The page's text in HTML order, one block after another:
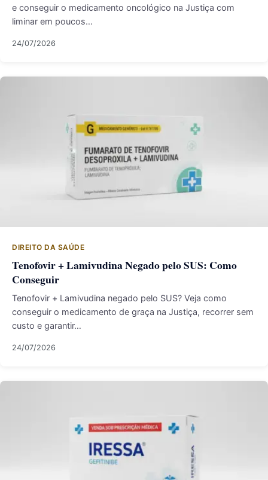
e conseguir o medicamento oncológico na Justiça com
liminar em poucos…
24/07/2026
DIREITO DA SAÚDE
Tenofovir + Lamivudina Negado pelo SUS: Como
Conseguir
Tenofovir + Lamivudina negado pelo SUS? Veja como
conseguir o medicamento de graça na Justiça, recorrer sem
custo e garantir…
24/07/2026